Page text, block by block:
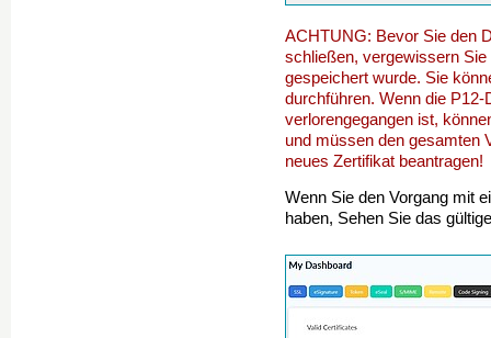
ACHTUNG: Bevor Sie den
schließen, vergewissern
gespeichert wurde. Sie
durchführen. Wenn die
verlorengegangen ist,
und müssen den gesamten
neues Zertifikat beantragen!
Wenn Sie den Vorgang mit
haben, Sehen Sie das